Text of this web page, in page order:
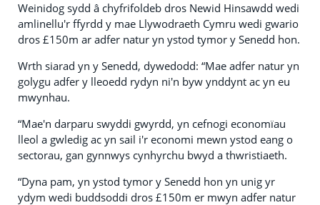
Weinidog sydd â chyfrifoldeb dros Newid Hinsawdd wedi
amlinellu'r ffyrdd y mae Llywodraeth Cymru wedi gwario
dros £150m ar adfer natur yn ystod tymor y Senedd hon.
Wrth siarad yn y Senedd, dywedodd: “Mae adfer natur yn
golygu adfer y lleoedd rydyn ni'n byw ynddynt ac yn eu
mwynhau.
“Mae'n darparu swyddi gwyrdd, yn cefnogi economïau
lleol a gwledig ac yn sail i'r economi mewn ystod eang o
sectorau, gan gynnwys cynhyrchu bwyd a thwristiaeth.
“Dyna pam, yn ystod tymor y Senedd hon yn unig yr
ydym wedi buddsoddi dros £150m er mwyn adfer natur